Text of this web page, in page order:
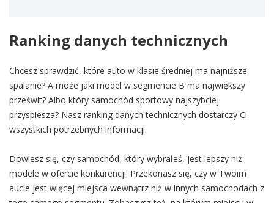
Ranking danych technicznych
Chcesz sprawdzić, które auto w klasie średniej ma najniższe
spalanie? A może jaki model w segmencie B ma największy
prześwit? Albo który samochód sportowy najszybciej
przyspiesza? Nasz ranking danych technicznych dostarczy Ci
wszystkich potrzebnych informacji.
Dowiesz się, czy samochód, który wybrałeś, jest lepszy niż
modele w ofercie konkurencji. Przekonasz się, czy w Twoim
aucie jest więcej miejsca wewnątrz niż w innych samochodach z